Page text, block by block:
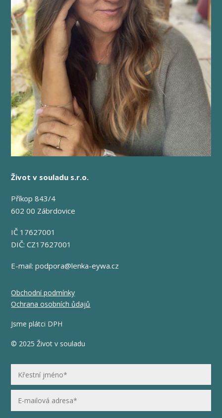
Život v souladu s.r.o.
Příkop 843/4
602 00 Zábrdovice
IČ 17627001
DIČ: CZ17627001
E-mail:podpora@lenka-eywa.cz
Obchodní podmínky
Ochrana osobních ůdajů
Jsme plátci DPH
© 2025 Život v souladu